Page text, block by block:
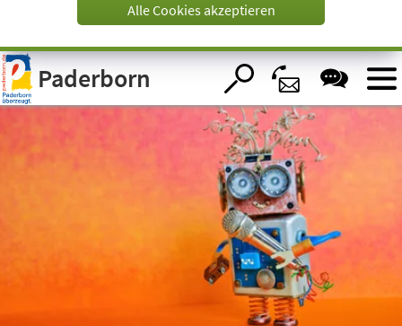
Visuelle
Assistenzsoftware
öffnen.
Alle Cookies akzeptieren
Paderborn